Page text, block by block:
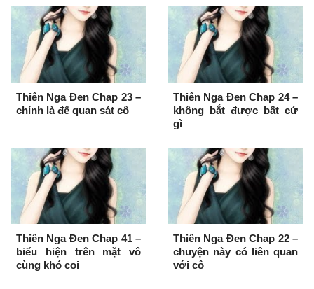
Thiên Nga Đen Chap 23 –
chính là để quan sát cô
Thiên Nga Đen Chap 24 –
không bắt được bất cứ
gì
Thiên Nga Đen Chap 41 –
biểu hiện trên mặt vô
cùng khó coi
Thiên Nga Đen Chap 22 –
chuyện này có liên quan
với cô